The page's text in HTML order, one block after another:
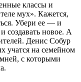
классы и
мух». Кажется,
Убери ее — и
создавать новое. А
Денис Собур
учатся на семейном
с которыми